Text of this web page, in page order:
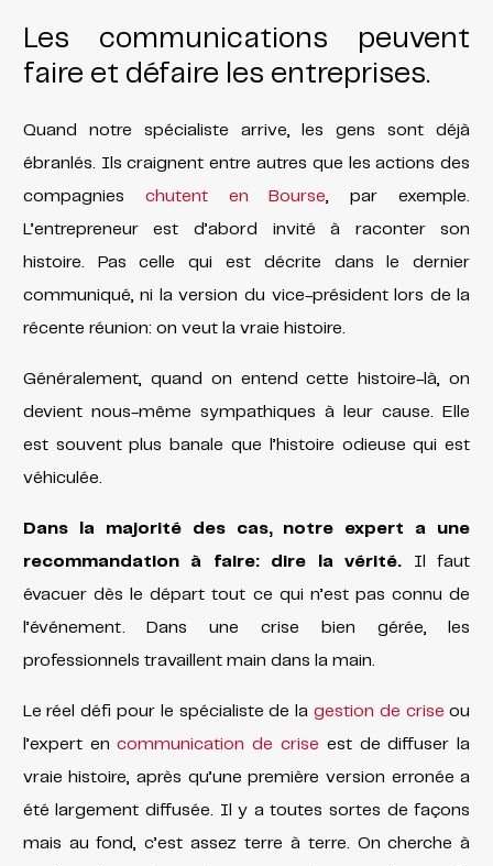
Les communications peuvent
faire et défaire les entreprises.
Quand notre spécialiste arrive, les gens sont déjà
ébranlés. Ils craignent entre autres que les actions des
compagnies chutent en Bourse , par exemple.
L’entrepreneur est d’abord invité à raconter son
histoire. Pas celle qui est décrite dans le dernier
communiqué, ni la version du vice-président lors de la
récente réunion: on veut la vraie histoire.
Généralement, quand on entend cette histoire-là, on
devient nous-même sympathiques à leur cause. Elle
est souvent plus banale que l’histoire odieuse qui est
véhiculée.
Dans la majorité des cas, notre expert a une
recommandation à faire: dire la vérité. Il faut
évacuer dès le départ tout ce qui n’est pas connu de
l’événement. Dans une crise bien gérée, les
professionnels travaillent main dans la main.
Le réel défi pour le spécialiste de la gestion de crise ou
l’expert encommunication de crise est de diffuser la
vraie histoire, après qu’une première version erronée a
été largement diffusée. Il y a toutes sortes de façons
mais au fond, c’est assez terre à terre. On cherche à